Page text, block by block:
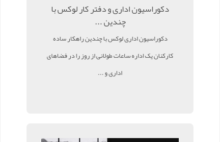
دکوراسیون اداری و دفتر کار لوکس با
چندین ...
دکوراسیون اداری لوکس با چندین راهکار ساده
کارکنان یک اداره ساعات طولانی از روز را در فضاهای
اداری و ...